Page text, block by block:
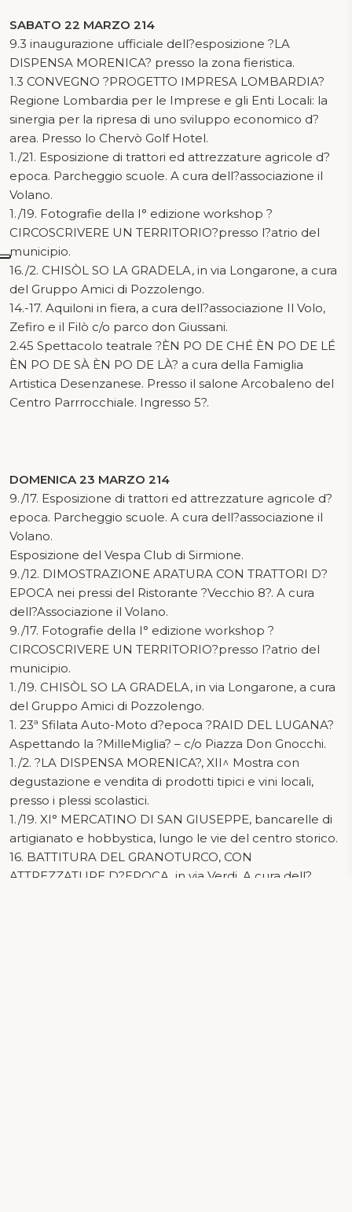
SABATO 22 MARZO 214
9.3 inaugurazione ufficiale dell?esposizione ?LA
DISPENSA MORENICA? presso la zona fieristica.
1.3 CONVEGNO ?PROGETTO IMPRESA LOMBARDIA?
Regione Lombardia per le Imprese e gli Enti Locali: la
sinergia per la ripresa di uno sviluppo economico d?
area. Presso lo Chervò Golf Hotel.
1./21. Esposizione di trattori ed attrezzature agricole d?
epoca. Parcheggio scuole. A cura dell?associazione il
Volano.
1./19. Fotografie della I° edizione workshop ?
CIRCOSCRIVERE UN TERRITORIO?presso l?atrio del
municipio.
16./2. CHISÒL SO LA GRADELA, in via Longarone, a cura
del Gruppo Amici di Pozzolengo.
14.-17. Aquiloni in fiera, a cura dell?associazione Il Volo,
Zefiro e il Filò c/o parco don Giussani.
2.45 Spettacolo teatrale ?ÈN PO DE CHÉ ÈN PO DE LÉ
ÈN PO DE SÀ ÈN PO DE LÀ? a cura della Famiglia
Artistica Desenzanese. Presso il salone Arcobaleno del
Centro Parrrocchiale. Ingresso 5?.
DOMENICA 23 MARZO 214
9./17. Esposizione di trattori ed attrezzature agricole d?
epoca. Parcheggio scuole. A cura dell?associazione il
Volano.
Esposizione del Vespa Club di Sirmione.
9./12. DIMOSTRAZIONE ARATURA CON TRATTORI D?
EPOCA nei pressi del Ristorante ?Vecchio 8?. A cura
dell?Associazione il Volano.
9./17. Fotografie della I° edizione workshop ?
CIRCOSCRIVERE UN TERRITORIO?presso l?atrio del
municipio.
1./19. CHISÒL SO LA GRADELA, in via Longarone, a cura
del Gruppo Amici di Pozzolengo.
1. 23ª Sfilata Auto-Moto d?epoca ?RAID DEL LUGANA?
Aspettando la ?MilleMiglia? – c/o Piazza Don Gnocchi.
1./2. ?LA DISPENSA MORENICA?, XII^ Mostra con
degustazione e vendita di prodotti tipici e vini locali,
presso i plessi scolastici.
1./19. XI° MERCATINO DI SAN GIUSEPPE, bancarelle di
artigianato e hobbystica, lungo le vie del centro storico.
16. BATTITURA DEL GRANOTURCO, CON
ATTREZZATURE D?EPOCA, in via Verdi. A cura dell?